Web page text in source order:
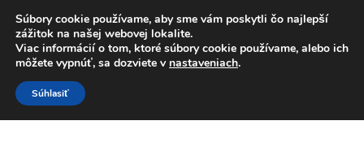
DOPRAVA od 6 EUR
Po–Pi 09:00–16:00 233 221 276
Preskočiť
na
navigáciu
Preskočiť
na
obsah
Súbory cookie používame, aby sme vám poskytli čo najlepší
zážitok na našej webovej lokalite.
Viac informácií o tom, ktoré súbory cookie používame, alebo ich
môžete vypnúť, sa dozviete v nastaveniach.
Súhlasiť